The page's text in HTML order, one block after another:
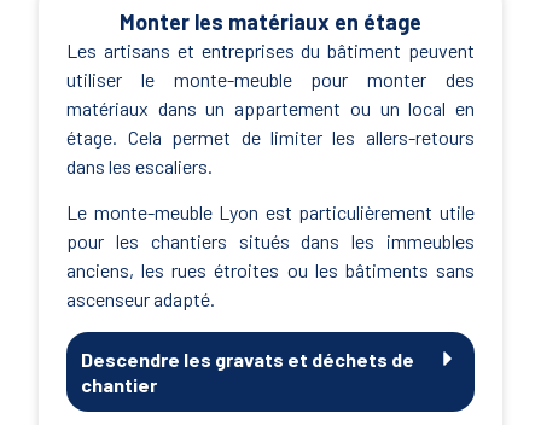
Monter les matériaux en étage
Les artisans et entreprises du bâtiment peuvent
utiliser le monte-meuble pour monter des
matériaux dans un appartement ou un local en
étage. Cela permet de limiter les allers-retours
dans les escaliers.
Le monte-meuble Lyon est particulièrement utile
pour les chantiers situés dans les immeubles
anciens, les rues étroites ou les bâtiments sans
ascenseur adapté.
Descendre les gravats et déchets de
chantier